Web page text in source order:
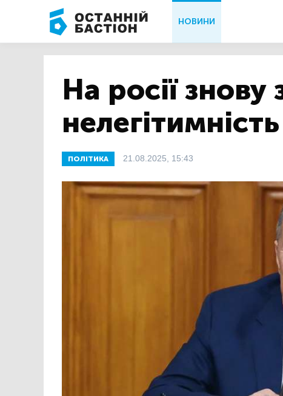
НОВИНИ
На росії
ПОЛІТИКА 21.08.2025, 15:43